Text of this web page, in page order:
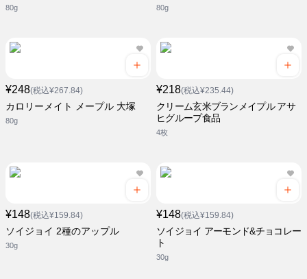
80g 80g
¥248(税込¥267.84)
カロリーメイト メープル 大塚
80g
¥218(税込¥235.44)
クリーム玄米ブランメイプル アサ
ヒグループ食品
4枚
¥148(税込¥159.84)
ソイジョイ 2種のアップル
30g
¥148(税込¥159.84)
ソイジョイ アーモンド&チョコレー
ト
30g